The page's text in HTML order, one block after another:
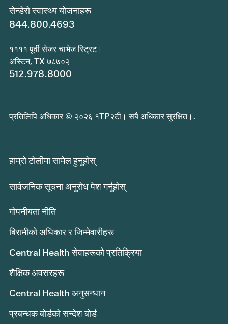
सेन्डेरो स्वास्थ्य योजनाहरू
844.800.4693
११११ पूर्वी सेजर चाभेज स्ट्रिट।
अस्टिन, TX ७८७०२
512.978.8000
प्रतिलिपि अधिकार © २०२६ १TP२टी। सबै अधिकार सुरक्षित।.
हाम्रो टोलीमा सामेल हुनुहोस्
सार्वजनिक सूचना अनुरोध पेश गर्नुहोस्
गोपनीयता नीति
बिरामीको अधिकार र जिम्मेवारीहरू
Central Health सेवाहरूको प्रतिक्रिया
शैक्षिक अवसरहरू
Central Health अनुसन्धान
प्रबन्धक बोर्डको सन्देश बोर्ड